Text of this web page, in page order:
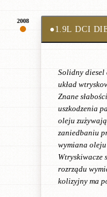
2008
●1.9L DCI
Solidny diesel
układ
Znane
uszkodzenia
oleju
zaniedbaniu
wymiana
Wtryskiwacze
rozrządu
kolizyjny ma